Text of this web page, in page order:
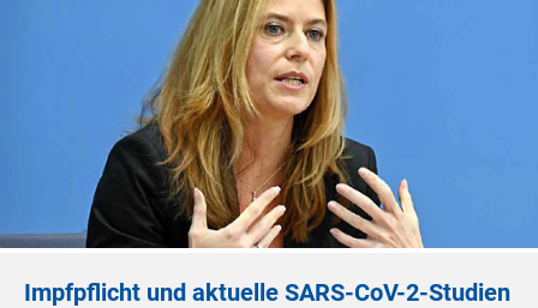
Impfpflicht und aktuelle SARS-CoV-2-Studien